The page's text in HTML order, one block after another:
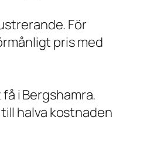
För
pris med
i Bergshamra.
halva kostnaden